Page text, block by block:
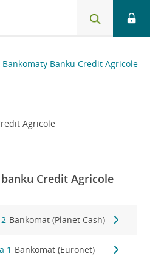
Bankomaty Banku Credit Agricole
Agricole
Credit Agricole
Bankomat (Planet Cash)
1 Bankomat (Euronet)